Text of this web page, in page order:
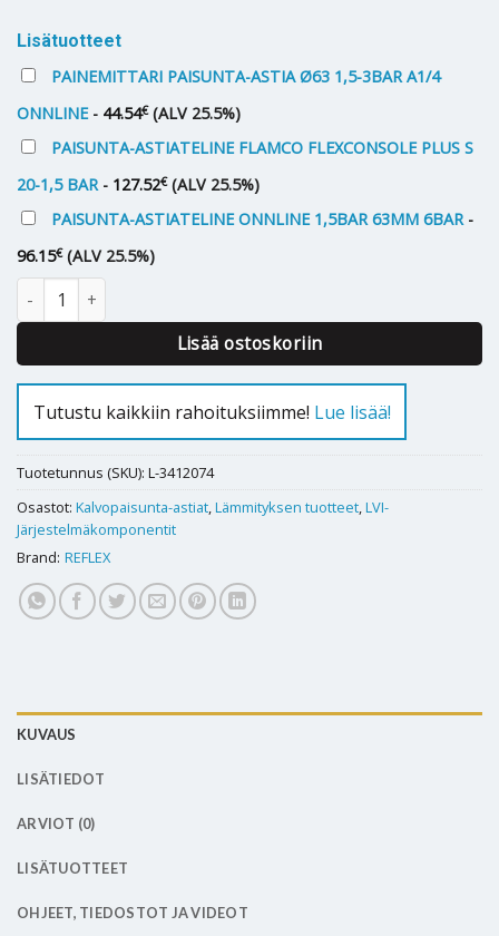
Lisätuotteet
PAINEMITTARI PAISUNTA-ASTIA Ø63 1,5-3BAR A1/4
ONNLINE- 44.54€ (ALV 25.5%)
PAISUNTA-ASTIATELINE FLAMCO FLEXCONSOLE PLUS S
20-1,5 BAR- 127.52€ (ALV 25.5%)
PAISUNTA-ASTIATELINE ONNLINE 1,5BAR 63MM 6BAR-
96.15€ (ALV 25.5%)
Kalvopaisunta-astia REFLEX N 400 6 bar määrä
Lisää ostoskoriin
Tutustu kaikkiin rahoituksiimme! Lue lisää!
Tuotetunnus (SKU): L-3412074
Osastot: Kalvopaisunta-astiat,Lämmityksen tuotteet,LVI-
Järjestelmäkomponentit
Brand: REFLEX
KUVAUS
LISÄTIEDOT
ARVIOT (0)
LISÄTUOTTEET
OHJEET, TIEDOSTOT JA VIDEOT